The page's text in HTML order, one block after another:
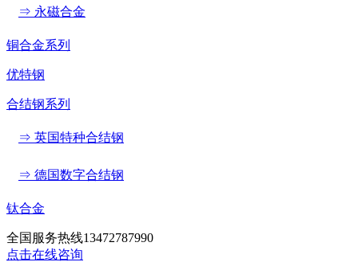
⇒ 永磁合金
铜合金系列
优特钢
合结钢系列
⇒ 英国特种合结钢
⇒ 德国数字合结钢
钛合金
全国服务热线13472787990
点击在线咨询